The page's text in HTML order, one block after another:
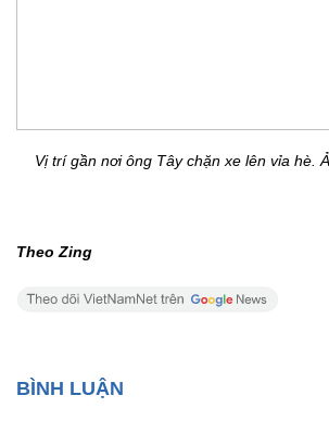
Vị trí gần nơi ông Tây chặn xe lên vỉa hè.
Theo Zing